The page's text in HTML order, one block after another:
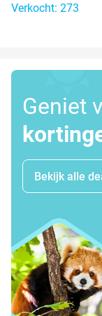
Verkocht: 273
Geniet
Bekijk alle